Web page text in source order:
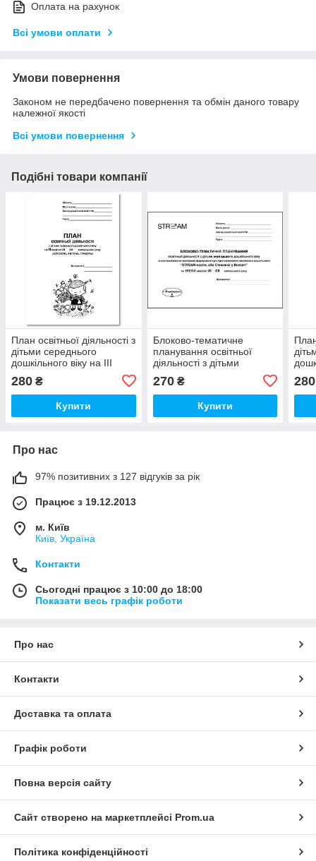
Оплата на рахунок
Всі умови оплати
Умови повернення
Законом не передбачено повернення та обмін даного товару
належної якості
Всі умови повернення
Подібні товари компанії
План освітньої діяльності з
дітьми середнього
дошкільного віку на ІІI
280 ₴
Купити
Блоково-тематичне
планування освітньої
діяльності з дітьми
молодшого дошкільного
віку (третій кв-л)
270₴
Купити
280
Про нас
97% позитивних з 127 відгуків за рік
Працює з 19.12.2013
м. Київ
Київ, Україна
Контакти
Сьогодні працює з 10:00 до 18:00
Показати весь графік роботи
Про нас
Контакти
Доставка та оплата
Графік роботи
Повна версія сайту
Сайт створено на маркетплейсі Prom.ua
Політика конфіденційності